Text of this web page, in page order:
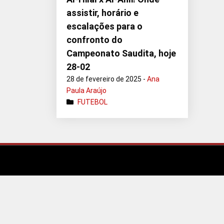
assistir, horário e
escalações para o
confronto do
Campeonato Saudita, hoje
28-02
28 de fevereiro de 2025 -Ana
Paula Araújo
FUTEBOL